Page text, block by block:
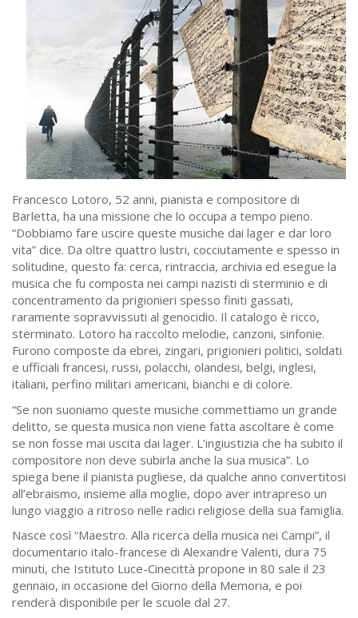
Francesco Lotoro, 52 anni, pianista e compositore di
Barletta, ha una missione che lo occupa a tempo pieno.
“Dobbiamo fare uscire queste musiche dai lager e dar loro
vita” dice. Da oltre quattro lustri, cocciutamente e spesso in
solitudine, questo fa: cerca, rintraccia, archivia ed esegue la
musica che fu composta nei campi nazisti di sterminio e di
concentramento da prigionieri spesso finiti gassati,
raramente sopravvissuti al genocidio. Il catalogo è ricco,
sterminato. Lotoro ha raccolto melodie, canzoni, sinfonie.
Furono composte da ebrei, zingari, prigionieri politici, soldati
e ufficiali francesi, russi, polacchi, olandesi, belgi, inglesi,
italiani, perfino militari americani, bianchi e di colore.
“Se non suoniamo queste musiche commettiamo un grande
delitto, se questa musica non viene fatta ascoltare è come
se non fosse mai uscita dai lager. L’ingiustizia che ha subito il
compositore non deve subirla anche la sua musica”. Lo
spiega bene il pianista pugliese, da qualche anno convertitosi
all’ebraismo, insieme alla moglie, dopo aver intrapreso un
lungo viaggio a ritroso nelle radici religiose della sua famiglia.
Nasce così “Maestro. Alla ricerca della musica nei Campi”, il
documentario italo-francese di Alexandre Valenti, dura 75
minuti, che Istituto Luce-Cinecittà propone in 80 sale il 23
gennaio, in occasione del Giorno della Memoria, e poi
renderà disponibile per le scuole dal 27.